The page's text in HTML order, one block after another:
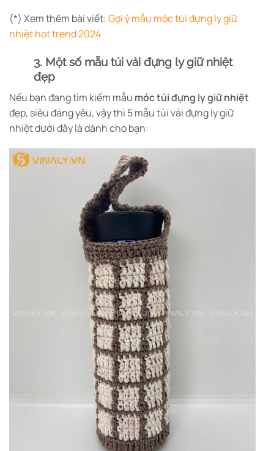
(*) Xem thêm bài viết: Gợi ý mẫu móc túi đựng ly giữ
nhiệt hot trend 2024
3. Một số mẫu túi vải đựng ly giữ nhiệt
đẹp
Nếu bạn đang tìm kiếm mẫu móc túi đựng ly giữ nhiệt
đẹp, siêu đáng yêu, vậy thì 5 mẫu túi vải đựng ly giữ
nhiệt dưới đây là dành cho bạn: